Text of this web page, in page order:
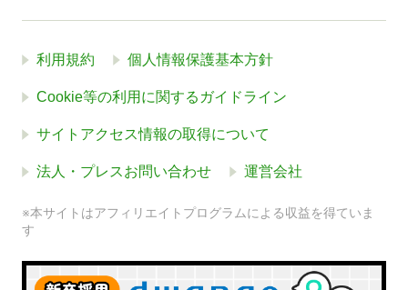
利用規約 個人情報保護基本方針
Cookie等の利用に関するガイドライン
サイトアクセス情報の取得について
法人・プレスお問い合わせ 運営会社
※本サイトはアフィリエイトプログラムによる収益を得ていま
す